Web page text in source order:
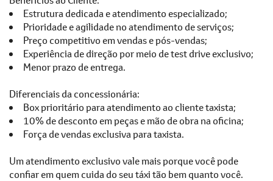
Estrutura dedicada e atendimento especializado;
Prioridade e agilidade no atendimento de serviços;
Preço competitivo em vendas e pós-vendas;
Experiência de direção por meio de test drive exclusivo;
Menor prazo de entrega.
Diferenciais da concessionária:
Box prioritário para atendimento ao cliente taxista;
10% de desconto em peças e mão de obra na oficina;
Força de vendas exclusiva para taxista.
Um atendimento exclusivo vale mais porque você pode
confiar em quem cuida do seu táxi tão bem quanto você.